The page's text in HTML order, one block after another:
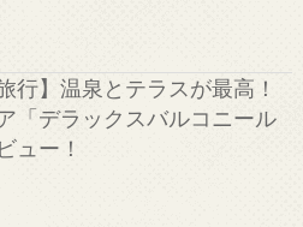
行】温泉とテラスが最高！
「デラックスバルコニール
ュー！